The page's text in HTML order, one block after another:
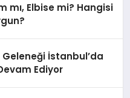
mı, Elbise mi? Hangisi
Geleneği İstanbul’da
Ediyor